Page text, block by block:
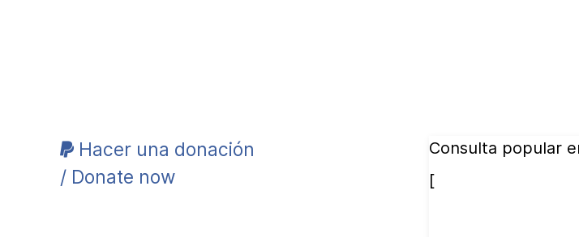
Hacer una donación
/ Donate now
Consulta popular
[